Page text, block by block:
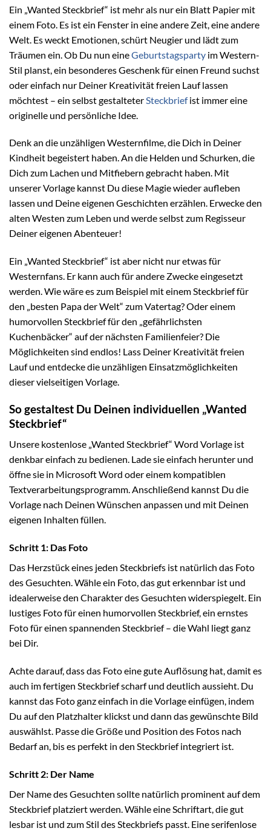
Ein „Wanted Steckbrief“ ist mehr als nur ein Blatt Papier mit
einem Foto. Es ist ein Fenster in eine andere Zeit, eine andere
Welt. Es weckt Emotionen, schürt Neugier und lädt zum
Träumen ein. Ob Du nun eineGeburtstagsparty im Western-
Stil planst, ein besonderes Geschenk für einen Freund suchst
oder einfach nur Deiner Kreativität freien Lauf lassen
möchtest – ein selbst gestalteter Steckbriefist immer eine
originelle und persönliche Idee.
Denk an die unzähligen Westernfilme, die Dich in Deiner
Kindheit begeistert haben. An die Helden und Schurken, die
Dich zum Lachen und Mitfiebern gebracht haben. Mit
unserer Vorlage kannst Du diese Magie wieder aufleben
lassen und Deine eigenen Geschichten erzählen. Erwecke den
alten Westen zum Leben und werde selbst zum Regisseur
Deiner eigenen Abenteuer!
Ein „Wanted Steckbrief“ ist aber nicht nur etwas für
Westernfans. Er kann auch für andere Zwecke eingesetzt
werden. Wie wäre es zum Beispiel mit einem Steckbrief für
den „besten Papa der Welt“ zum Vatertag? Oder einem
humorvollen Steckbrief für den „gefährlichsten
Kuchenbäcker“ auf der nächsten Familienfeier? Die
Möglichkeiten sind endlos! Lass Deiner Kreativität freien
Lauf und entdecke die unzähligen Einsatzmöglichkeiten
dieser vielseitigen Vorlage.
So gestaltest Du Deinen individuellen „Wanted
Steckbrief“
Unsere kostenlose „Wanted Steckbrief“ Word Vorlage ist
denkbar einfach zu bedienen. Lade sie einfach herunter und
öffne sie in Microsoft Word oder einem kompatiblen
Textverarbeitungsprogramm. Anschließend kannst Du die
Vorlage nach Deinen Wünschen anpassen und mit Deinen
eigenen Inhalten füllen.
Schritt 1: Das Foto
Das Herzstück eines jeden Steckbriefs ist natürlich das Foto
des Gesuchten. Wähle ein Foto, das gut erkennbar ist und
idealerweise den Charakter des Gesuchten widerspiegelt. Ein
lustiges Foto für einen humorvollen Steckbrief, ein ernstes
Foto für einen spannenden Steckbrief – die Wahl liegt ganz
bei Dir.
Achte darauf, dass das Foto eine gute Auflösung hat, damit es
auch im fertigen Steckbrief scharf und deutlich aussieht. Du
kannst das Foto ganz einfach in die Vorlage einfügen, indem
Du auf den Platzhalter klickst und dann das gewünschte Bild
auswählst. Passe die Größe und Position des Fotos nach
Bedarf an, bis es perfekt in den Steckbrief integriert ist.
Schritt 2: Der Name
Der Name des Gesuchten sollte natürlich prominent auf dem
Steckbrief platziert werden. Wähle eine Schriftart, die gut
lesbar ist und zum Stil des Steckbriefs passt. Eine serifenlose